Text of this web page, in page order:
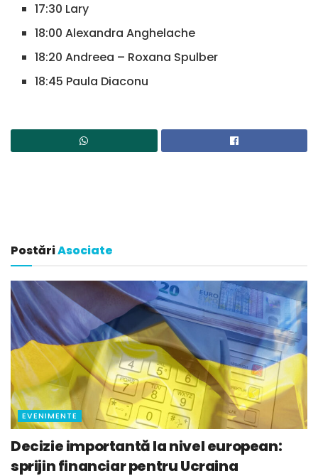
17:30 Lary
18:00 Alexandra Anghelache
18:20 Andreea – Roxana Spulber
18:45 Paula Diaconu
PostăriAsociate
EVENIMENTE
Decizie importantă la nivel european:
sprijin financiar pentru Ucraina